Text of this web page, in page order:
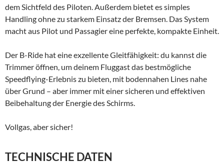
dem Sichtfeld des Piloten. Außerdem bietet es simples
Handling ohne zu starkem Einsatz der Bremsen. Das System
macht aus Pilot und Passagier eine perfekte, kompakte Einheit.
Der B-Ride hat eine exzellente Gleitfähigkeit: du kannst die
Trimmer öffnen, um deinem Fluggast das bestmögliche
Speedflying-Erlebnis zu bieten, mit bodennahen Lines nahe
über Grund – aber immer mit einer sicheren und effektiven
Beibehaltung der Energie des Schirms.
Vollgas, aber sicher!
TECHNISCHE DATEN